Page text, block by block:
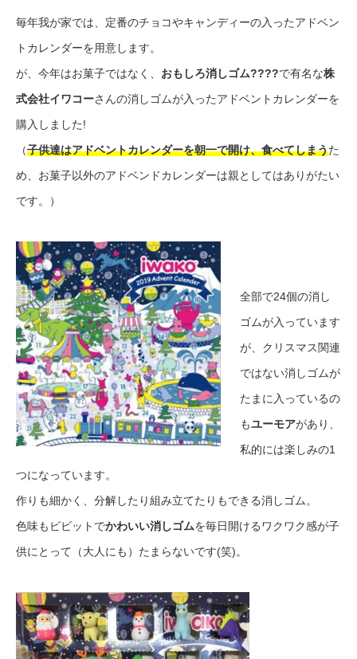
毎年我が家では、定番のチョコやキャンディーの入ったアドベン
トカレンダーを用意します。
が、今年はお菓子ではなく、 おもしろ消しゴム????で有名な株
式会社イワコーさんの消しゴムが入ったアドベントカレンダーを
購入しました!
（子供達はアドベントカレンダーを朝一で開け、食べてしまうた
め、お菓子以外のアドベンドカレンダーは親としてはありがたい
です。）
全部で24個の消し
ゴムが入っています
が、クリスマス関連
ではない消しゴムが
たまに入っているの
もユーモアがあり、
私的には楽しみの1
つになっています。
作りも細かく、分解したり組み立てたりもできる消しゴム。
色味もビビットでかわいい消しゴムを毎日開けるワクワク感が子
供にとって（大人にも）たまらないです(笑)。